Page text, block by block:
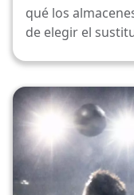
qué los
de elegir el